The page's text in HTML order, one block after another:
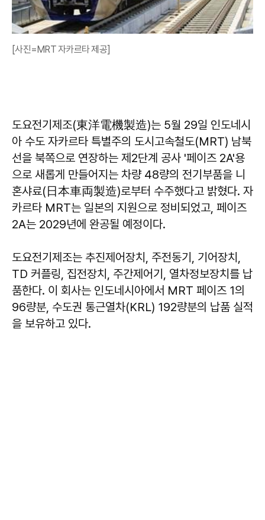
[사진=MRT 자카르타 제공]
도요전기제조(東洋電機製造)는 5월 29일 인도네시
아 수도 자카르타 특별주의 도시고속철도(MRT) 남북
선을 북쪽으로 연장하는 제2단계 공사 '페이즈 2A'용
으로 새롭게 만들어지는 차량 48량의 전기부품을 니
혼샤료(日本車両製造)로부터 수주했다고 밝혔다. 자
카르타 MRT는 일본의 지원으로 정비되었고, 페이즈
2A는 2029년에 완공될 예정이다.
도요전기제조는 추진제어장치, 주전동기, 기어장치,
TD 커플링, 집전장치, 주간제어기, 열차정보장치를 납
품한다. 이 회사는 인도네시아에서 MRT 페이즈 1의
96량분, 수도권 통근열차(KRL) 192량분의 납품 실적
을 보유하고 있다.